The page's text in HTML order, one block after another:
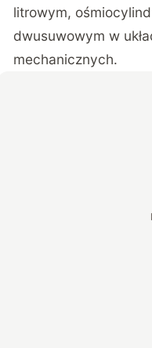
litrowym,
dwusuwowym w
mechanicznych.